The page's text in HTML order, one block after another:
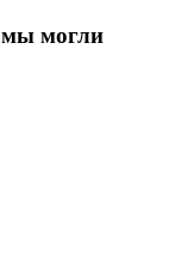
мы могли